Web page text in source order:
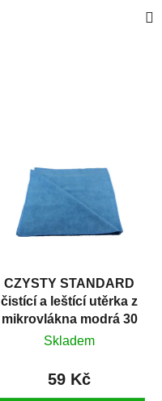
CZYSTY STANDARD
čistící a leštící utěrka z
mikrovlákna modrá 30
x 60 cm
Skladem
59 Kč